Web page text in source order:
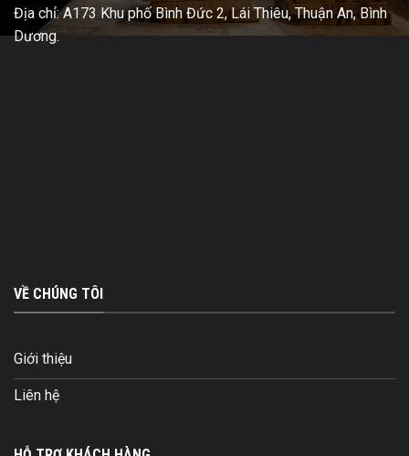
Địa chỉ: A173 Khu phố Bình Đức 2, Lái Thiêu, Thuận An, Bình
Dương.
VỀ CHÚNG TÔI
Giới thiệu
Liên hệ